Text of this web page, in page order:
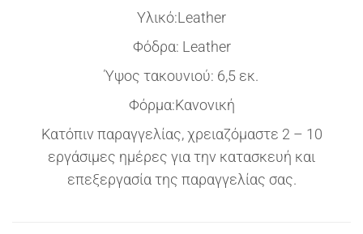
Υλικό:Leather
Φόδρα: Leather
Ύψος τακουνιού: 6,5 εκ.
Φόρμα:Κανονική
Κατόπιν παραγγελίας, χρειαζόμαστε 2 – 10
εργάσιμες ημέρες για την κατασκευή και
επεξεργασία της παραγγελίας σας.